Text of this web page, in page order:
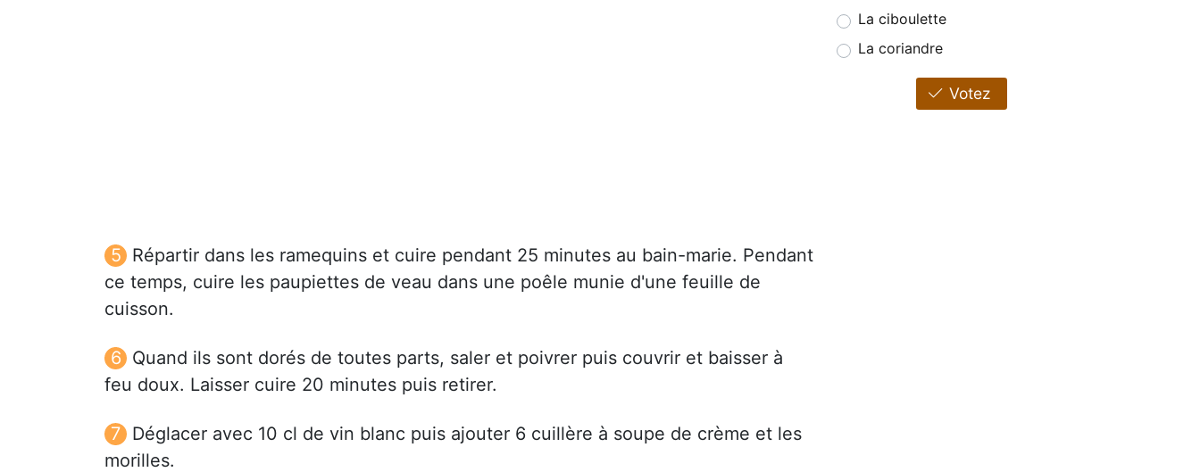
Répartir dans les ramequins et cuire pendant 25 minutes au bain-marie. Pendant
ce temps, cuire les paupiettes de veau dans une poêle munie d'une feuille de
cuisson.
Quand ils sont dorés de toutes parts, saler et poivrer puis couvrir et baisser à
feu doux. Laisser cuire 20 minutes puis retirer.
Déglacer avec 10 cl de vin blanc puis ajouter 6 cuillère à soupe de crème et les
morilles.
La ciboulette
La coriandre
Votez